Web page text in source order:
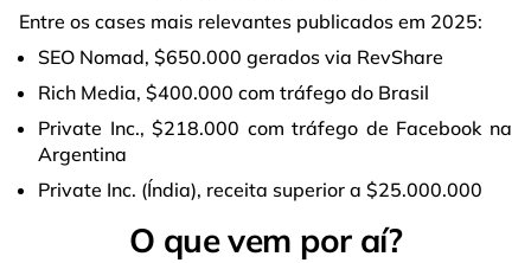
Entre os cases mais relevantes publicados em 2025:
SEO Nomad, $650.000 gerados via RevShare
Rich Media, $400.000 com tráfego do Brasil
Private Inc., $218.000 com tráfego de Facebook na
Argentina
Private Inc. (Índia), receita superior a $25.000.000
O que vem por aí?